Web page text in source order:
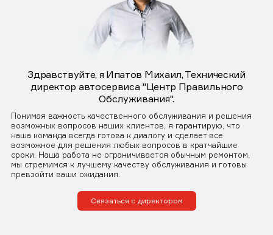
Здравствуйте, я Ипатов Михаил, Технический
директор автосервиса "Центр Правильного
Обслуживания".
Понимая важность качественного обслуживания и решения
возможных вопросов наших клиентов, я гарантирую, что
наша команда всегда готова к диалогу и сделает все
возможное для решения любых вопросов в кратчайшие
сроки. Наша работа не ограничивается обычным ремонтом,
мы стремимся к лучшему качеству обслуживания и готовы
превзойти ваши ожидания.
Связаться с директором